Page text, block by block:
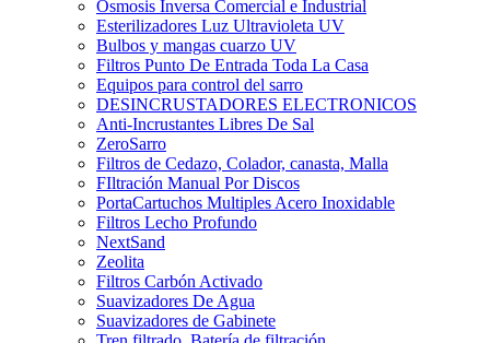
Osmosis Inversa Comercial e Industrial
Esterilizadores Luz Ultravioleta UV
Bulbos y mangas cuarzo UV
Filtros Punto De Entrada Toda La Casa
Equipos para control del sarro
DESINCRUSTADORES ELECTRONICOS
Anti-Incrustantes Libres De Sal
ZeroSarro
Filtros de Cedazo, Colador, canasta, Malla
FIltración Manual Por Discos
PortaCartuchos Multiples Acero Inoxidable
Filtros Lecho Profundo
NextSand
Zeolita
Filtros Carbón Activado
Suavizadores De Agua
Suavizadores de Gabinete